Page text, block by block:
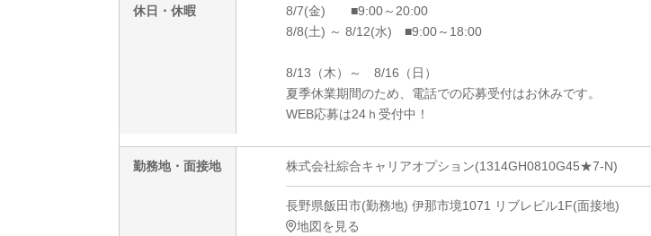
休日・休暇
8/7(金) ■9:00～20:00
8/8(土) ～ 8/12(水) ■9:00～18:00
8/13（木）～ 8/16（日）
夏季休業期間のため、電話での応募受付はお休みです。
WEB応募は24ｈ受付中！
勤務地・面接地 株式会社綜合キャリアオプション(1314GH0810G45★7-N)
長野県飯田市(勤務地) 伊那市境1071 リブレビル1F(面接地)
地図を見る